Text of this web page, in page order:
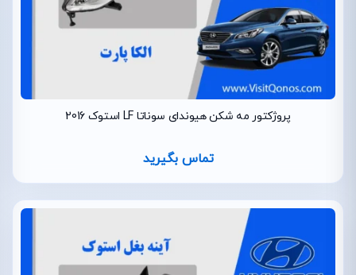
پروژکتور مه شکن هیوندای سوناتا LF استوک 2016
تماس بگیرید